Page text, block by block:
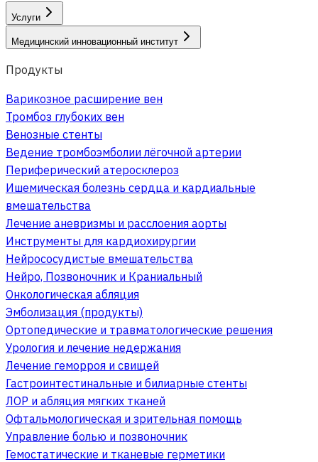
Услуги
Медицинский инновационный институт
Продукты
Варикозное расширение вен
Тромбоз глубоких вен
Венозные стенты
Ведение тромбоэмболии лёгочной артерии
Периферический атеросклероз
Ишемическая болезнь сердца и кардиальные
вмешательства
Лечение аневризмы и расслоения аорты
Инструменты для кардиохирургии
Нейрососудистые вмешательства
Нейро, Позвоночник и Краниальный
Онкологическая абляция
Эмболизация (продукты)
Ортопедические и травматологические решения
Урология и лечение недержания
Лечение геморроя и свищей
Гастроинтестинальные и билиарные стенты
ЛОР и абляция мягких тканей
Офтальмологическая и зрительная помощь
Управление болью и позвоночник
Гемостатические и тканевые герметики